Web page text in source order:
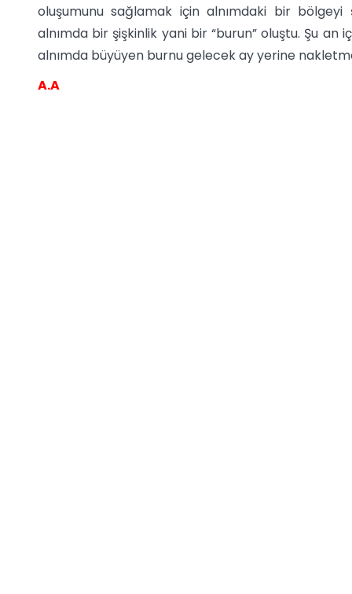
oluşumunu sağlamak için alnımdaki bir bölgeyi
alnımda bir şişkinlik yani bir “burun” oluştu. Şu
alnımda büyüyen burnu gelecek ay yerine
A.A